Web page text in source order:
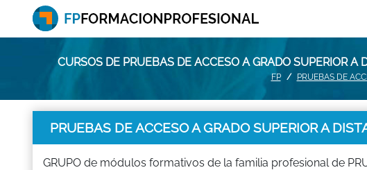
CURSOS DE PRUEBAS DE ACCESO A GRADO SUPERIOR
FP PRUEBAS DE
PRUEBAS DE ACCESO A GRADO SUPERIOR A
GRUPO de módulos formativos de la familia profesional de